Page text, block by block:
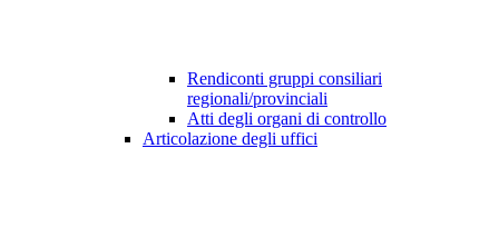
Rendiconti gruppi consiliari
regionali/provinciali
Atti degli organi di controllo
Articolazione degli uffici